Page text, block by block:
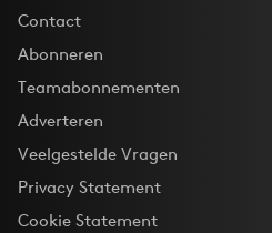
Contact
Abonneren
Teamabonnementen
Adverteren
Veelgestelde Vragen
Privacy Statement
Cookie Statement